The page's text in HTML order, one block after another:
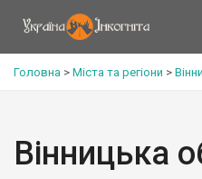
Головна > Міста та регіони >
Вінницька